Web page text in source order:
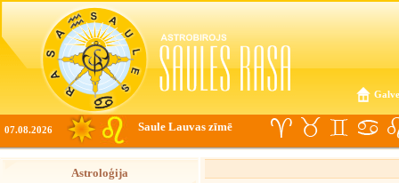
07.08.2026 Saule Lauvas zīmē
Astroloģija